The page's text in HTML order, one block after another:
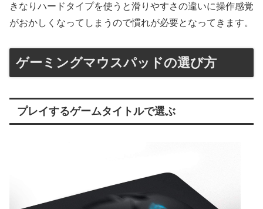
きなりハードタイプを使うと滑りやすさの違いに操作感覚
がおかしくなってしまうので慣れが必要となってきます。
ゲーミングマウスパッドの選び方
プレイするゲームタイトルで選ぶ